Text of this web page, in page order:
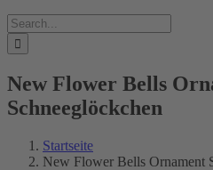
Suche
nach:
New Flower Bells
Schneeglöckchen
Startseite
New Flower Bells Ornament